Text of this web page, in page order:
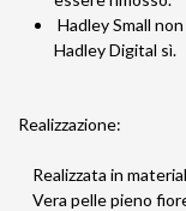
Hadley Small
Hadley Digital sì.
Realizzazione:
Realizzata in
Vera pelle pieno